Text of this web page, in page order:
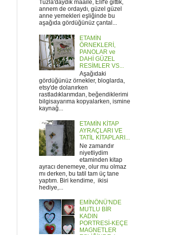
Tuzla'daydık maaile, Elif'e gittik,
annem de ordaydı, güzel güzel
anne yemekleri eşliğinde bu
aşağıda gördüğünüz çantal...
ETAMİN
ÖRNEKLERİ,
PANOLAR ve
DAHİ GÜZEL
RESİMLER VS...
Aşağıdaki
gördüğünüz örnekler, bloglarda,
etsy'de dolanırken
rastladıklarımdan, beğendiklerimi
bilgisayarıma kopyalarken, ismine
kaynağ...
ETAMİN KİTAP
AYRAÇLARI VE
TATİL KİTAPLARI...
Ne zamandır
niyetliydim
etaminden kitap
ayracı denemeye, olur mu olmaz
mı derken, bu tatil tam üç tane
yaptım. Biri kendime, ikisi
hediye,...
EMİNÖNÜ'NDE
MUTLU BİR
KADIN
PORTRESİ-KEÇE
MAGNETLER